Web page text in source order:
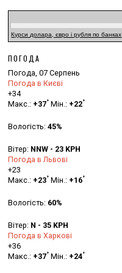
Курси долара, євро і рубля по банках
ПОГОДА
Погода, 07 Серпень
Погода в Києві
+34
Макс.: +37° Мін.: +22°
Вологість:45%
Вітер: NNW - 23 KPH
Погода в Львові
+23
Макс.: +23° Мін.: +16°
Вологість: 60%
Вітер: N - 35 KPH
Погода в Харкові
+36
Макс.: +37° Мін.: +24°